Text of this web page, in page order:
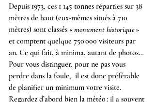
Depuis 1973, ces 1 145 tonnes réparties sur 38
mètres de haut (eux-mêmes situés à 710
mètres) sont classés « monument historique »
et comptent quelque 750 000 visiteurs par
an. Ce qui fait, à minima, autant de photos…
Pour vous distinguer, pour ne pas vous
perdre dans la foule,  il est donc préférable
de planifier un minimum votre visite.
Regardez d’abord bien la météo : il a souvent